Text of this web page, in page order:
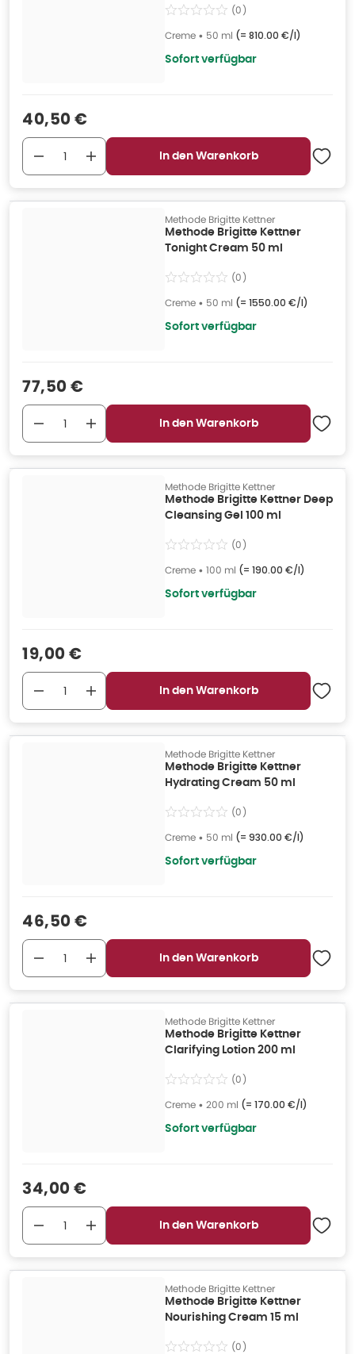
(0)
Creme • 50 ml (= 810.00 €/l)
Sofort verfügbar
Verkaufspreis
40,50 €
In den Warenkorb
Methode Brigitte Kettner
Methode Brigitte Kettner
Tonight Cream 50 ml
(0)
Creme • 50 ml (= 1550.00 €/l)
Sofort verfügbar
Verkaufspreis
77,50 €
In den Warenkorb
Methode Brigitte Kettner
Methode Brigitte Kettner Deep
Cleansing Gel 100 ml
(0)
Creme • 100 ml (= 190.00 €/l)
Sofort verfügbar
Verkaufspreis
19,00 €
In den Warenkorb
Methode Brigitte Kettner
Methode Brigitte Kettner
Hydrating Cream 50 ml
(0)
Creme • 50 ml (= 930.00 €/l)
Sofort verfügbar
Verkaufspreis
46,50 €
In den Warenkorb
Methode Brigitte Kettner
Methode Brigitte Kettner
Clarifying Lotion 200 ml
(0)
Creme • 200 ml (= 170.00 €/l)
Sofort verfügbar
Verkaufspreis
34,00 €
In den Warenkorb
Methode Brigitte Kettner
Methode Brigitte Kettner
Nourishing Cream 15 ml
(0)